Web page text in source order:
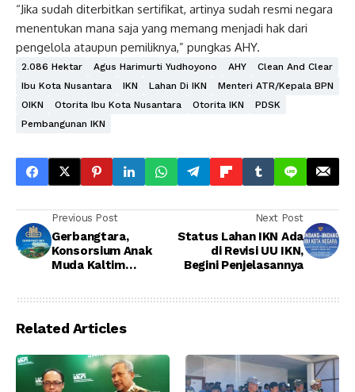
“Jika sudah diterbitkan sertifikat, artinya sudah resmi negara
menentukan mana saja yang memang menjadi hak dari
pengelola ataupun pemiliknya,” pungkas AHY.
2.086 Hektar Agus Harimurti Yudhoyono AHY
Clean And Clear
Ibu Kota Nusantara
IKN Lahan Di IKN
Menteri ATR/Kepala BPN
OIKN
Otorita Ibu Kota Nusantara Otorita IKN
PDSK
Pembangunan IKN
Previous Post
Gerbangtara,
Konsorsium Anak
Muda Kaltim
Next Post
Status Lahan IKN Ada
di Revisi UU IKN,
Begini Penjelasannya
Related Articles